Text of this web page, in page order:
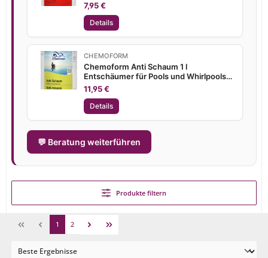
7,95 €
Details
CHEMOFORM
Chemoform Anti Schaum 1 l
Entschäumer für Pools und Whirlpools
Schaumentferner
11,95 €
Details
💬 Beratung weiterführen
Produkte filtern
1 2